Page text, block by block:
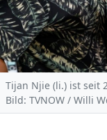
Tijan Njie (li.) ist seit
Bild: TVNOW / Willi